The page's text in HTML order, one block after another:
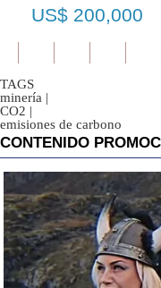
US$ 200,000
TAGS
minería |
CO2 |
emisiones de carbono